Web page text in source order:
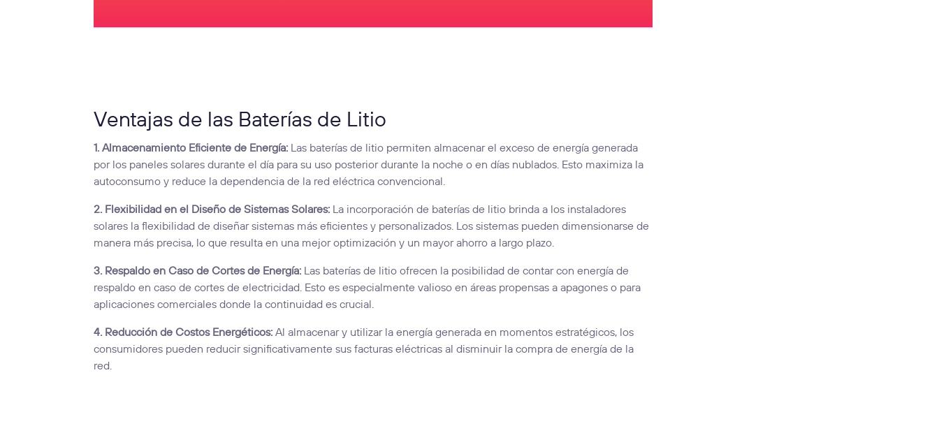
Ventajas de las Baterías de Litio
1. Almacenamiento Eficiente de Energía: Las baterías de litio permiten almacenar el exceso de energía generada
por los paneles solares durante el día para su uso posterior durante la noche o en días nublados. Esto maximiza la
autoconsumo y reduce la dependencia de la red eléctrica convencional.
2. Flexibilidad en el Diseño de Sistemas Solares: La incorporación de baterías de litio brinda a los instaladores
solares la flexibilidad de diseñar sistemas más eficientes y personalizados. Los sistemas pueden dimensionarse de
manera más precisa, lo que resulta en una mejor optimización y un mayor ahorro a largo plazo.
3. Respaldo en Caso de Cortes de Energía: Las baterías de litio ofrecen la posibilidad de contar con energía de
respaldo en caso de cortes de electricidad. Esto es especialmente valioso en áreas propensas a apagones o para
aplicaciones comerciales donde la continuidad es crucial.
4. Reducción de Costos Energéticos: Al almacenar y utilizar la energía generada en momentos estratégicos, los
consumidores pueden reducir significativamente sus facturas eléctricas al disminuir la compra de energía de la
red.